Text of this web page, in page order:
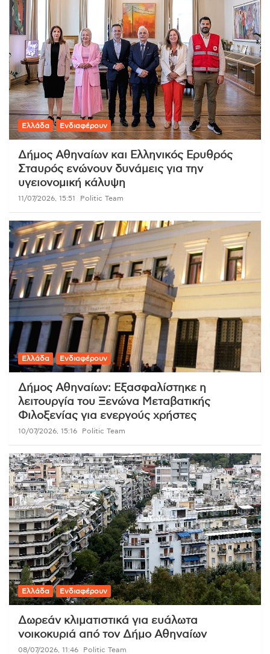
Ελλάδα Ενδιαφέρουν
Δήμος Αθηναίων και Ελληνικός Ερυθρός
Σταυρός ενώνουν δυνάμεις για την
υγειονομική κάλυψη
11/07/2026, 15:51 Politic Team
Ελλάδα Ενδιαφέρουν
Δήμος Αθηναίων: Εξασφαλίστηκε η
λειτουργία του Ξενώνα Μεταβατικής
Φιλοξενίας για ενεργούς χρήστες
10/07/2026, 15:16 Politic Team
Ελλάδα Ενδιαφέρουν
Δωρεάν κλιματιστικά για ευάλωτα
νοικοκυριά από τον Δήμο Αθηναίων
08/07/2026, 11:46 Politic Team